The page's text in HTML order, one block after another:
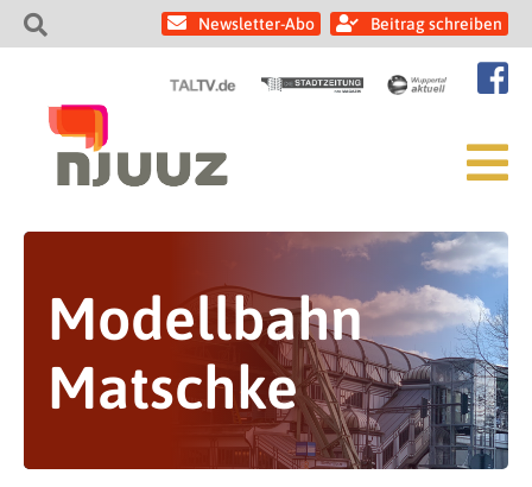
Newsletter-Abo Beitrag schreiben
Modellbahn
Matschke